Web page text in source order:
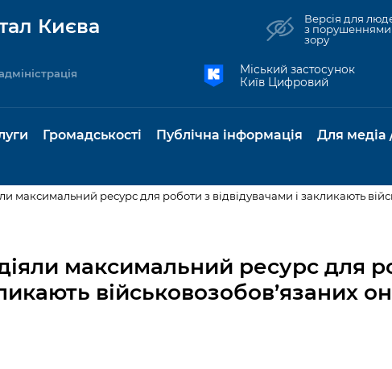
Києва
Версія для
з порушеннями
зору
Міський застосунок
Київ Цифровий
Контактна інформація
субсидії та
земельні ділянки
Культура, спорт,
Громадськості
об'єднань
Громадські слухання
громадськістю
Громадська
Публічна інформація
публічної
інформації
база
Для медіа
максимальний ресурс для роботи з відвідувачами і закликають
максимальний ресурс для
військовозобов’язаних